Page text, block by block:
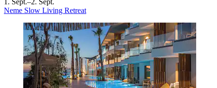
Neme Slow Living Retreat